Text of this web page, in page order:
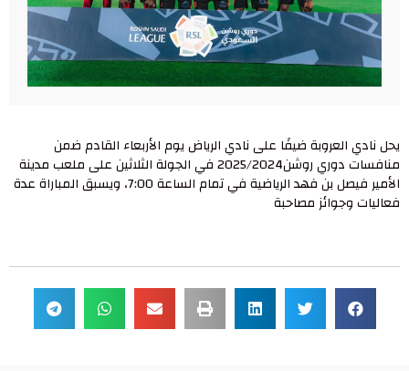
يحل نادي العروبة ضيفًا على نادي الرياض يوم الأربعاء القادم ضمن
منافسات دوري روشن2025/2024 في الجولة الثلاثين على ملعب مدينة
الأمير فيصل بن فهد الرياضية في تمام الساعة 7:00، ويسبق المباراة عدة
فعاليات وجوائز مصاحبة